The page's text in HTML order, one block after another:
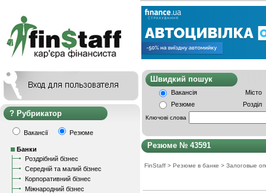
Рубрикатор
Вакансії Резюме
Банки
Роздрібний бізнес
Середній та малий бізнес
Корпоративний бізнес
Міжнародний бізнес
Швидкий
Вакансія
Місто
Резюме
Розділ
Ключові слова
Резюме № 43591
FinStaff > Резюме в банке > Залоговые